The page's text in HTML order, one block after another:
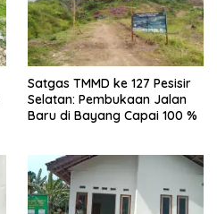
Satgas TMMD ke 127 Pesisir
Selatan: Pembukaan Jalan
Baru di Bayang Capai 100 %